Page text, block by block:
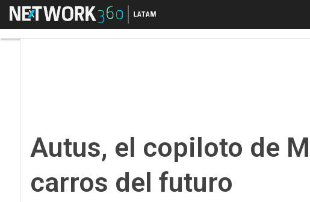
Menú
Autus, el copiloto de
carros del futuro